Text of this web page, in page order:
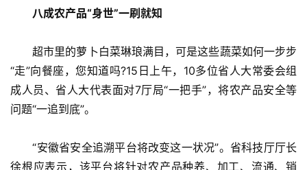
八成农产品“身世”一刷就知
超市里的萝卜白菜琳琅满目，可是这些蔬菜如何一步步
“走”向餐座，您知道吗?15日上午，10多位省人大常委会组
成人员、省人大代表面对7厅局“一把手”，将农产品安全等
问题“一追到底”。
“安徽省安全追溯平台将改变这一状况”。省科技厅厅长
徐根应表示，该平台将针对农产品种养、加工、流通、销